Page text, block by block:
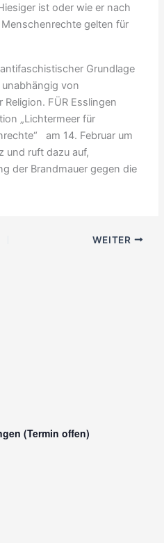
ist oder wie er nach
gelten für
Grundlage
unabhängig von
FÜR Esslingen
„Lichtermeer für
am 14. Februar um
und ruft dazu auf,
der Brandmauer gegen die
WEITER
(Termin offen)